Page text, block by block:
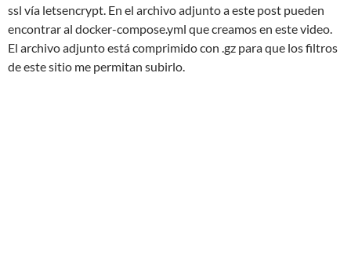
ssl vía letsencrypt. En el archivo adjunto a este post pueden
encontrar al docker-compose.yml que creamos en este video.
El archivo adjunto está comprimido con .gz para que los filtros
de este sitio me permitan subirlo.